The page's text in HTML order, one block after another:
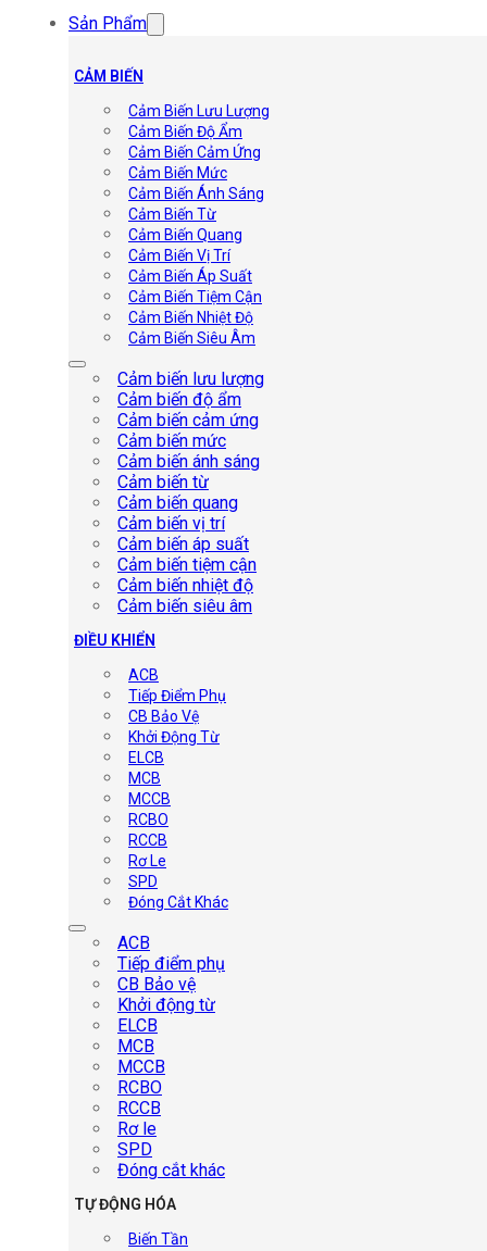
Sản Phẩm
CẢM BIẾN
Cảm Biến Lưu Lượng
Cảm Biến Độ Ẩm
Cảm Biến Cảm Ứng
Cảm Biến Mức
Cảm Biến Ánh Sáng
Cảm Biến Từ
Cảm Biến Quang
Cảm Biến Vị Trí
Cảm Biến Áp Suất
Cảm Biến Tiệm Cận
Cảm Biến Nhiệt Độ
Cảm Biến Siêu Âm
Cảm biến lưu lượng
Cảm biến độ ẩm
Cảm biến cảm ứng
Cảm biến mức
Cảm biến ánh sáng
Cảm biến từ
Cảm biến quang
Cảm biến vị trí
Cảm biến áp suất
Cảm biến tiệm cận
Cảm biến nhiệt độ
Cảm biến siêu âm
ĐIỀU KHIỂN
ACB
Tiếp Điểm Phụ
CB Bảo Vệ
Khởi Động Từ
ELCB
MCB
MCCB
RCBO
RCCB
Rơ Le
SPD
Đóng Cắt Khác
ACB
Tiếp điểm phụ
CB Bảo vệ
Khởi động từ
ELCB
MCB
MCCB
RCBO
RCCB
Rơ le
SPD
Đóng cắt khác
TỰ ĐỘNG HÓA
Biến Tần